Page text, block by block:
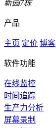
新园7栋
产品
主页 定价 博客
软件功能
在线监控
时间追踪
生产力分析
屏幕录制